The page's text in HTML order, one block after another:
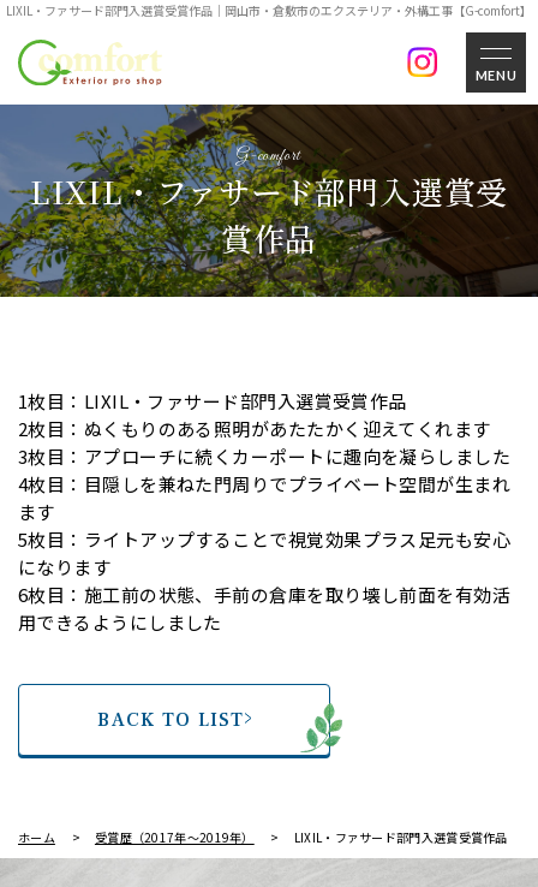
LIXIL・ファサード部門入選賞受賞作品｜岡山市・倉敷市のエクステリア・外構工事【G-comfort】
MENU
LIXIL・ファサード部門入選賞受
賞作品
1枚目：LIXIL・ファサード部門入選賞受賞作品
2枚目：ぬくもりのある照明があたたかく迎えてくれます
3枚目：アプローチに続くカーポートに趣向を凝らしました
4枚目：目隠しを兼ねた門周りでプライベート空間が生まれ
ます
5枚目：ライトアップすることで視覚効果プラス足元も安心
になります
6枚目：施工前の状態、手前の倉庫を取り壊し前面を有効活
用できるようにしました
BACK TO LIST
ホーム 受賞歴（2017年～2019年） LIXIL・ファサード部門入選賞受賞作品